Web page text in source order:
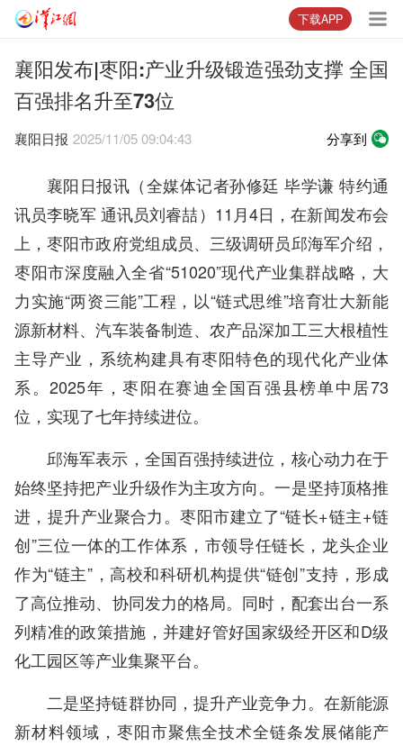
下载APP
襄阳发布|枣阳:产业升级锻造强劲支撑 全国
百强排名升至73位
襄阳日报 2025/11/05 09:04:43 分享到
襄阳日报讯（全媒体记者孙修廷 毕学谦 特约通
讯员李晓军 通讯员刘睿喆）11月4日，在新闻发布会
上，枣阳市政府党组成员、三级调研员邱海军介绍，
枣阳市深度融入全省“51020”现代产业集群战略，大
力实施“两资三能”工程，以“链式思维”培育壮大新能
源新材料、汽车装备制造、农产品深加工三大根植性
主导产业，系统构建具有枣阳特色的现代化产业体
系。2025年，枣阳在赛迪全国百强县榜单中居73
位，实现了七年持续进位。
邱海军表示，全国百强持续进位，核心动力在于
始终坚持把产业升级作为主攻方向。一是坚持顶格推
进，提升产业聚合力。枣阳市建立了“链长+链主+链
创”三位一体的工作体系，市领导任链长，龙头企业
作为“链主”，高校和科研机构提供“链创”支持，形成
了高位推动、协同发力的格局。同时，配套出台一系
列精准的政策措施，并建好管好国家级经开区和D级
化工园区等产业集聚平台。
二是坚持链群协同，提升产业竞争力。在新能源
新材料领域，枣阳市聚焦全技术全链条发展储能产